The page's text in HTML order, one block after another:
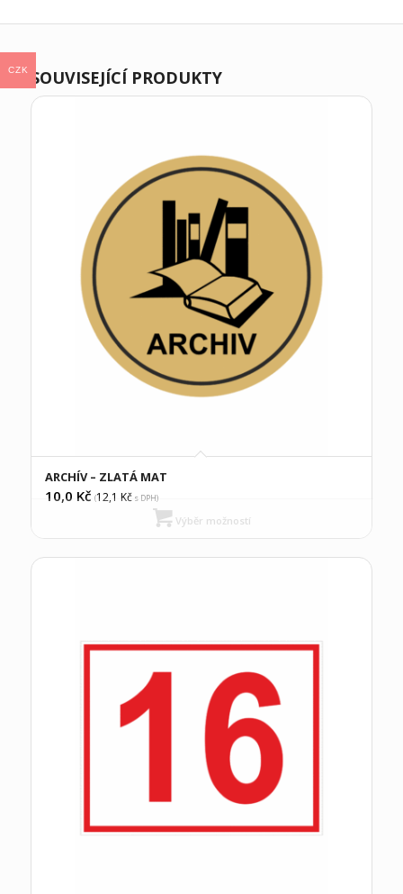
SOUVISEJÍCÍ PRODUKTY
ARCHÍV – ZLATÁ MAT
10,0 Kč (12,1 Kčs DPH)
Výběr možností
CZK